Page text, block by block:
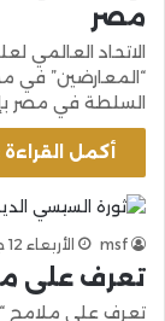
مصر
الاتحاد العالمي
“المعارضين” في
السلطة في مصر
أكمل القراءة
msf الأربعاء 12 جمادى الآخرة 1436هـ 1-4-2015م
تعرف على
تعرف على ملامح